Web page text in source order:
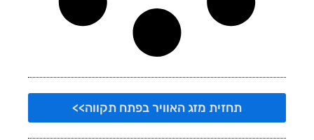
תחזית מזג האוויר בפתח תקווה>>